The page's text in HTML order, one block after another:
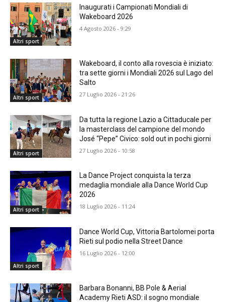
Altri sport
Inaugurati i Campionati Mondiali di
Wakeboard 2026
4 Agosto 2026 - 9:29
Altri sport
Wakeboard, il conto alla rovescia è iniziato:
tra sette giorni i Mondiali 2026 sul Lago del
Salto
27 Luglio 2026 - 21:26
Altri sport
Da tutta la regione Lazio a Cittaducale per
la masterclass del campione del mondo
José “Pepe” Civico: sold out in pochi giorni
27 Luglio 2026 - 10:58
Altri sport
La Dance Project conquista la terza
medaglia mondiale alla Dance World Cup
2026
18 Luglio 2026 - 11:24
Altri sport
Dance World Cup, Vittoria Bartolomei porta
Rieti sul podio nella Street Dance
16 Luglio 2026 - 12:00
Barbara Bonanni, BB Pole & Aerial
Academy Rieti ASD: il sogno mondiale